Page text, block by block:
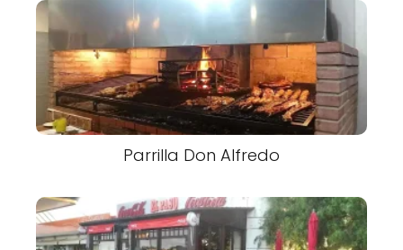
Parrilla Don Alfredo